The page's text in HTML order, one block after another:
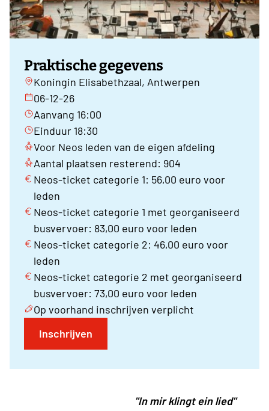
Praktische gegevens
Koningin Elisabethzaal, Antwerpen
06-12-26
Aanvang 16:00
Einduur 18:30
Voor Neos leden van de eigen afdeling
Aantal plaatsen resterend: 904
Neos-ticket categorie 1: 56,00 euro voor
leden
Neos-ticket categorie 1 met georganiseerd
busvervoer: 83,00 euro voor leden
Neos-ticket categorie 2: 46,00 euro voor
leden
Neos-ticket categorie 2 met georganiseerd
busvervoer: 73,00 euro voor leden
Op voorhand inschrijven verplicht
Inschrijven
"In mir klingt ein lied"